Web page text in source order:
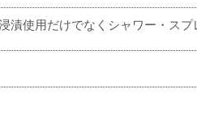
漬使用だけでなくシャワー・スプ